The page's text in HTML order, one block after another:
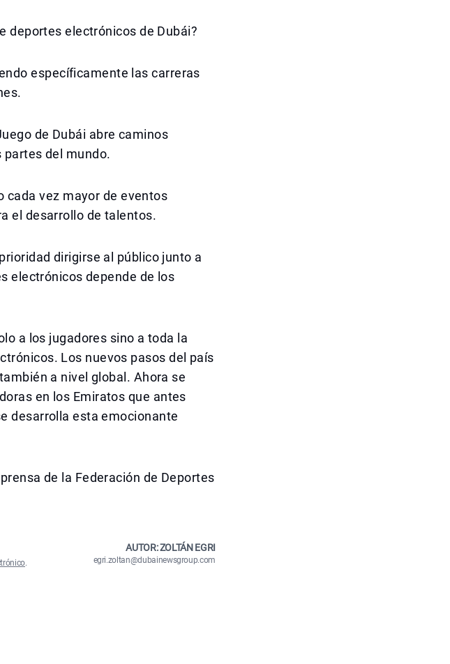
deportes electrónicos de Dubái?
específicamente las carreras
de Dubái abre caminos
del mundo.
cada vez mayor de eventos
el desarrollo de talentos.
dirigirse al público junto a
electrónicos depende de los
a los jugadores sino a toda la
Los nuevos pasos del país
a nivel global. Ahora se
en los Emiratos que antes
desarrolla esta emocionante
de la Federación de Deportes
.
AUTOR: ZOLTÁN EGRI
egri.zoltan@dubainewsgroup.com